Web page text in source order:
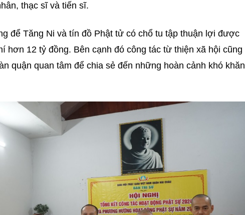
thạc sĩ và tiến sĩ.
để Tăng Ni và tín đồ Phật tử có chổ tu tập thuận lợi được
hơn 12 tỷ đồng. Bên cạnh đó công tác từ thiện xã hội cũng
quận quan tâm để chia sẻ đến những hoàn cảnh khó khăn